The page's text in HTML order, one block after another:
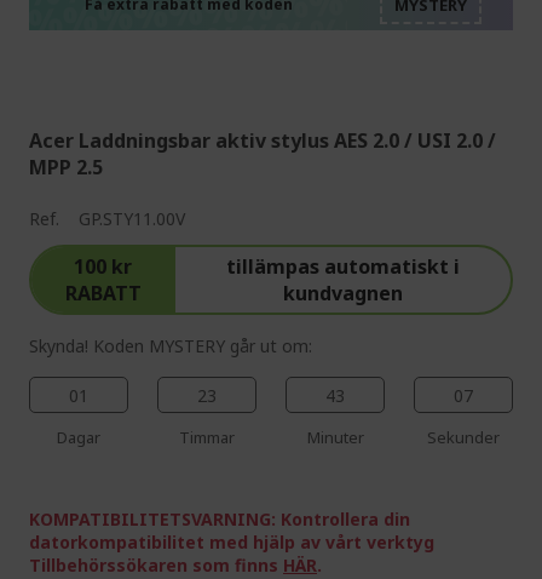
Få extra rabatt med koden
Acer Laddningsbar aktiv stylus AES 2.0 / USI 2.0 /
MPP 2.5
Ref. GP.STY11.00V
100 kr
RABATT
tillämpas automatiskt i
kundvagnen
Skynda! Koden MYSTERY går ut om:
01
Dagar
23
Timmar
43
Minuter
06
Sekunder
KOMPATIBILITETSVARNING: Kontrollera din
datorkompatibilitet med hjälp av vårt verktyg
Tillbehörssökaren som finns HÄR.